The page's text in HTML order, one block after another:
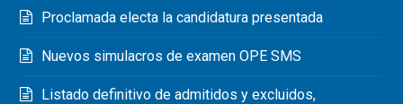
Proclamada electa la candidatura presentada
Nuevos simulacros de examen OPE SMS
Listado definitivo de admitidos y excluidos,